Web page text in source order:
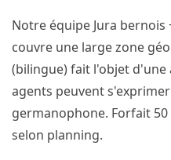
Notre équipe Jura
couvre une large zone
(bilingue) fait l'objet
agents peuvent
germanophone. Forfait
selon planning.